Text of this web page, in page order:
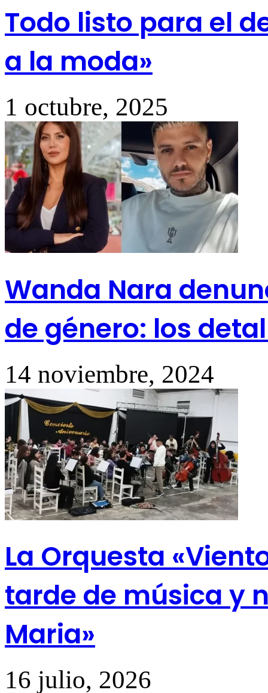
Todo listo para el
a la moda»
1 octubre, 2025
Wanda Nara
de género: los
14 noviembre, 2024
La Orquesta
tarde de música y
Maria»
16 julio, 2026